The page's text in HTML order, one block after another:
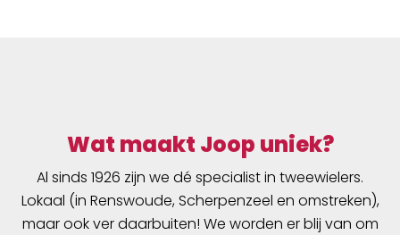
Wat maakt Joop uniek?
Al sinds 1926 zijn we dé specialist in tweewielers.
Lokaal (in Renswoude, Scherpenzeel en omstreken),
maar ook ver daarbuiten! We worden er blij van om